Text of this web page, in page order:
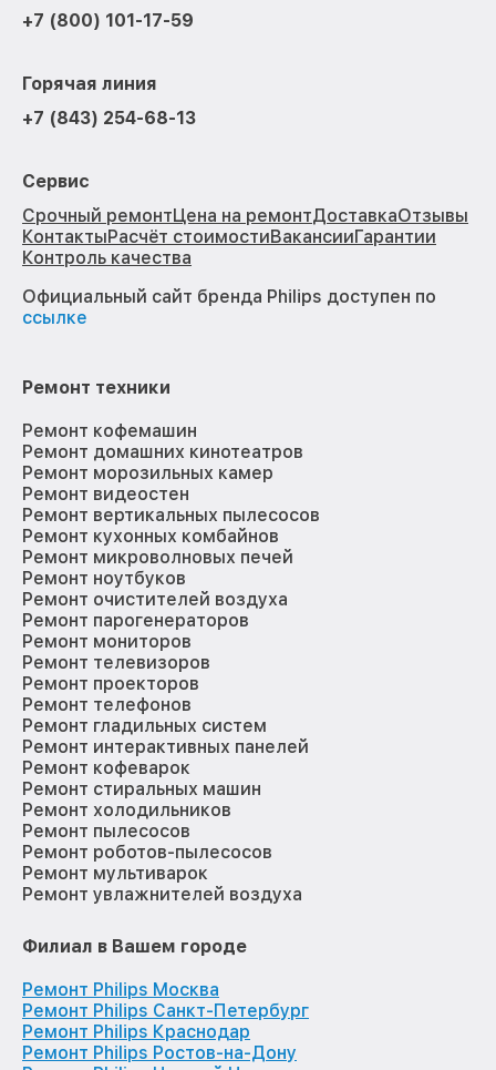
+7 (800) 101-17-59
Горячая линия
+7 (843) 254-68-13
Сервис
Срочный ремонтЦена на ремонтДоставкаОтзывы
КонтактыРасчёт стоимостиВакансииГарантии
Контроль качества
Официальный сайт бренда Philips доступен по
ссылке
Ремонт техники
Ремонт кофемашин
Ремонт домашних кинотеатров
Ремонт морозильных камер
Ремонт видеостен
Ремонт вертикальных пылесосов
Ремонт кухонных комбайнов
Ремонт микроволновых печей
Ремонт ноутбуков
Ремонт очистителей воздуха
Ремонт парогенераторов
Ремонт мониторов
Ремонт телевизоров
Ремонт проекторов
Ремонт телефонов
Ремонт гладильных систем
Ремонт интерактивных панелей
Ремонт кофеварок
Ремонт стиральных машин
Ремонт холодильников
Ремонт пылесосов
Ремонт роботов-пылесосов
Ремонт мультиварок
Ремонт увлажнителей воздуха
Филиал в Вашем городе
Ремонт Philips Москва
Ремонт Philips Санкт-Петербург
Ремонт Philips Краснодар
Ремонт Philips Ростов-на-Дону